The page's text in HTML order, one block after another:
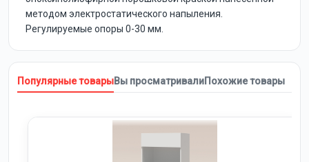
методом электростатического напыления.
Регулируемые опоры 0-30 мм.
Популярные товарыВы просматривалиПохожие товары